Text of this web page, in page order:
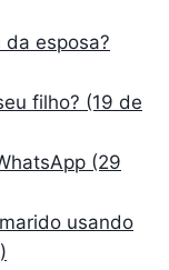
da esposa?
filho? (19 de
(29
usando